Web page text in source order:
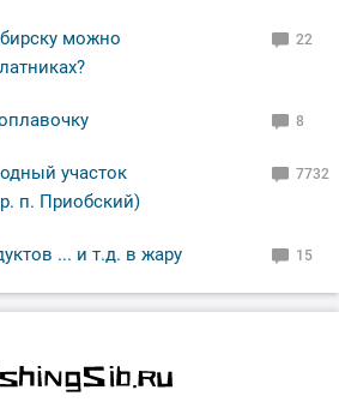
можно
22
8
участок
п. Приобский)
7732
... и т.д. в жару 15